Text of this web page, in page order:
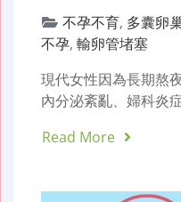
不孕不育, 多囊卵
不孕, 輸卵管堵塞
現代女性因為長期熬
內分泌紊亂、婦科炎
Read More